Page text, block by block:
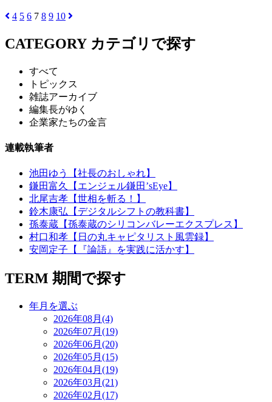
4 5 6 7 8 9 10
CATEGORY カテゴリで探す
すべて
トピックス
雑誌アーカイブ
編集長がゆく
企業家たちの金言
連載執筆者
池田ゆう【社長のおしゃれ】
鎌田富久【エンジェル鎌田’sEye】
北尾吉孝【世相を斬る！】
鈴木康弘【デジタルシフトの教科書】
孫泰蔵【孫泰蔵のシリコンバレーエクスプレス】
村口和孝【日の丸キャピタリスト風雲録】
安岡定子【『論語』を実践に活かす】
TERM 期間で探す
年月を選ぶ
2026年08月(4)
2026年07月(19)
2026年06月(20)
2026年05月(15)
2026年04月(19)
2026年03月(21)
2026年02月(17)